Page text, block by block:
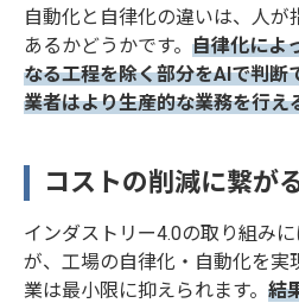
自動化と自律化の違いは、人が
あるかどうかです。 自律化によ
なる工程を除く部分をAIで判断
業者はより生産的な業務を行え
コストの削減に繋が
インダストリー4.0の取り組み
が、工場の自律化・自動化を実
業は最小限に抑えられます。 結